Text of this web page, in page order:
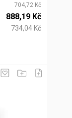
704,72 Kč
888,19 Kč
734,04 Kč